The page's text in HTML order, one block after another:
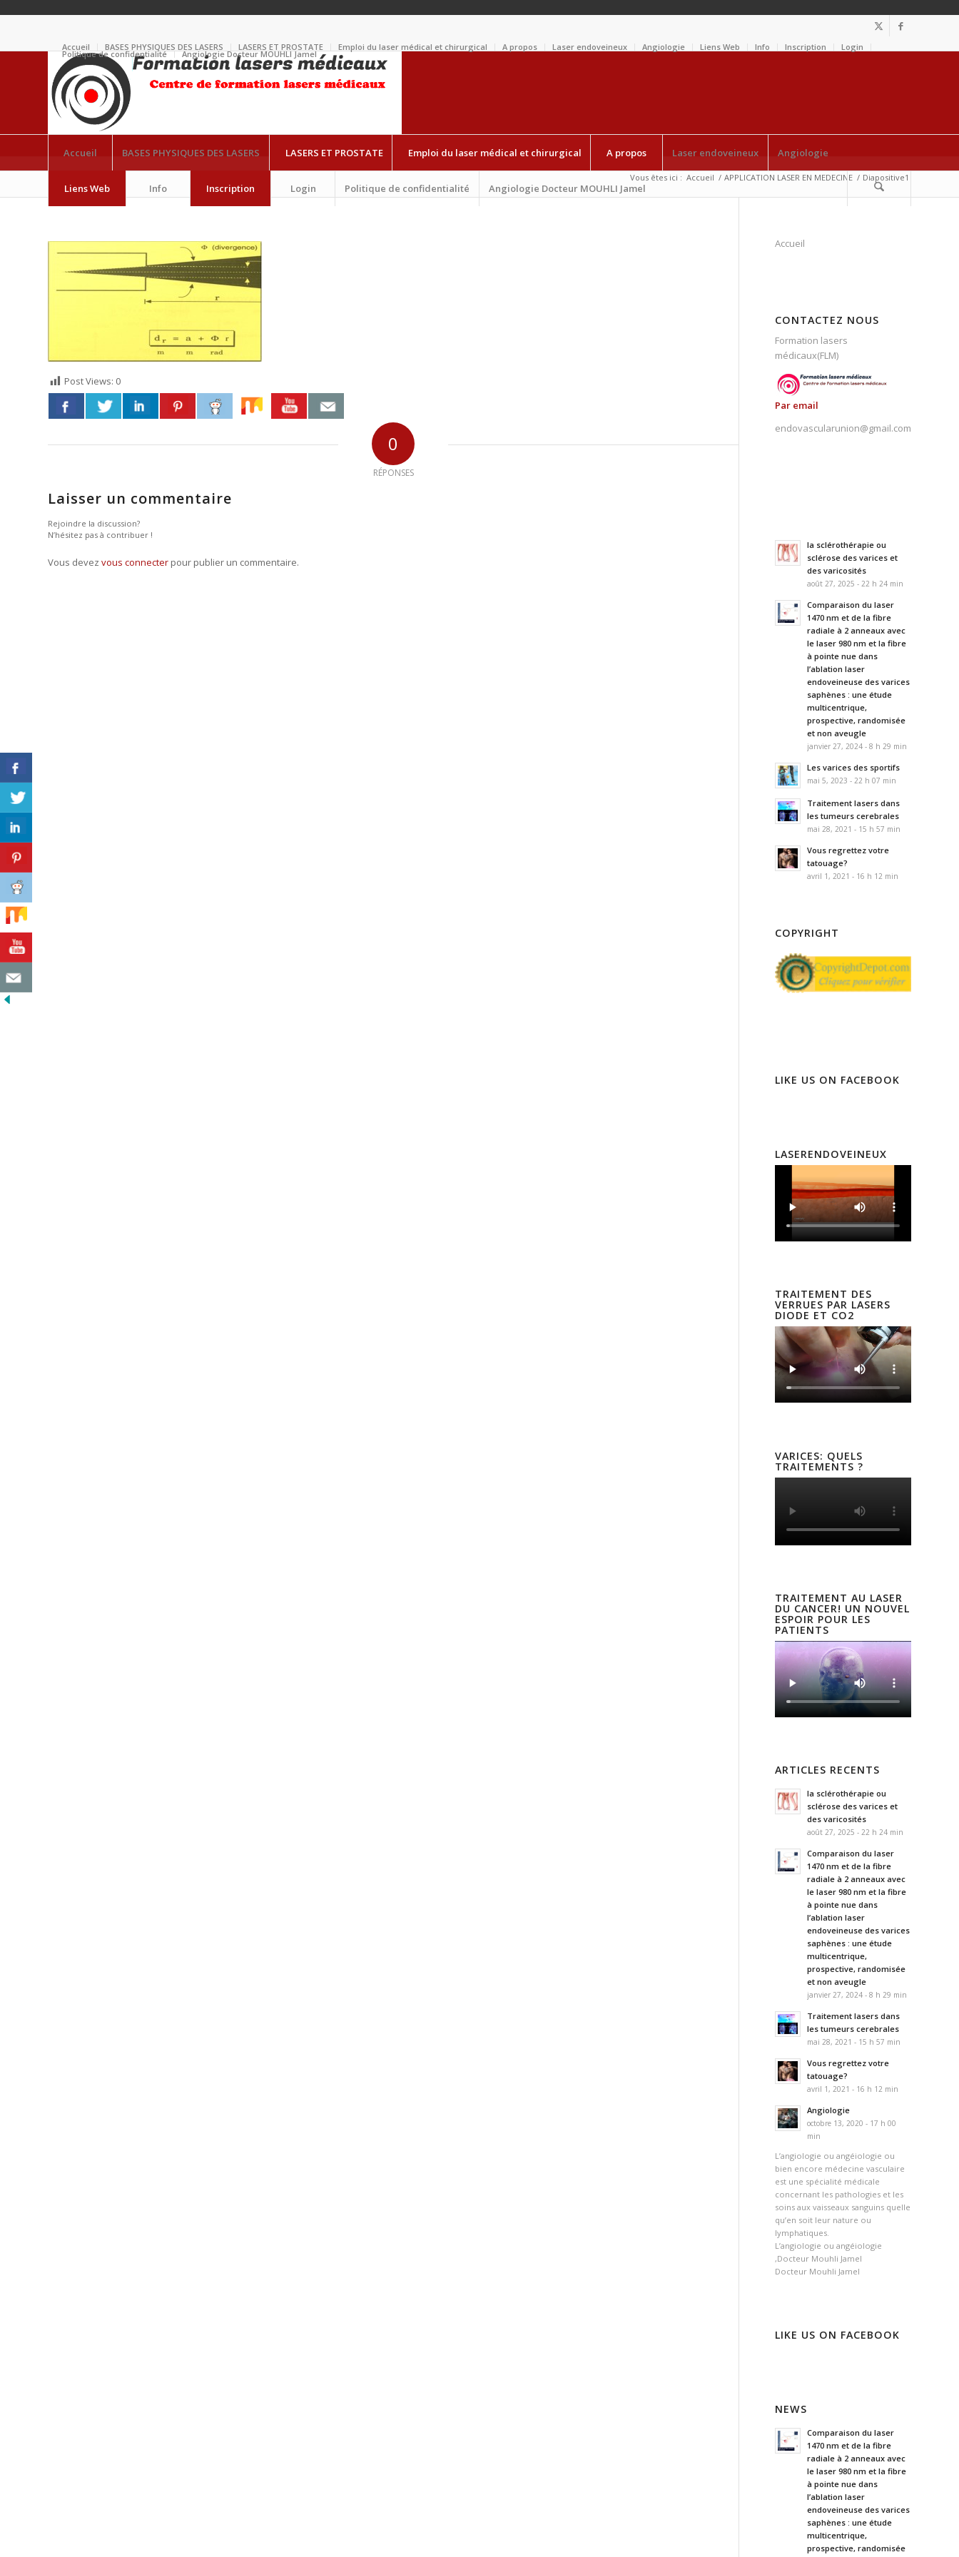
Accueil BASES PHYSIQUES DES LASERS LASERS ET PROSTATE Emploi du laser médical et chirurgical A propos Laser endoveineux Angiologie Liens Web Info Inscription Login
Politique de confidentialité Angiologie Docteur MOUHLI Jamel
Accueil BASES PHYSIQUES DES LASERS LASERS ET PROSTATE Emploi du laser médical et chirurgical A propos Laser endoveineux Angiologie
Liens Web Info Inscription Login Politique de confidentialité Angiologie Docteur MOUHLI Jamel
Vous êtes ici : Accueil / APPLICATION LASER EN MEDECINE / Diapositive1
Post Views: 0
0
RÉPONSES
Laisser un commentaire
Rejoindre la discussion?
N’hésitez pas à contribuer !
Vous devez vous connecter pour publier un commentaire.
Accueil
CONTACTEZ NOUS
Formation lasers
médicaux(FLM)
Par email
endovascularunion@gmail.com
la sclérothérapie ou
sclérose des varices et
des varicosités
août 27, 2025 - 22 h 24 min
Comparaison du laser
1470 nm et de la fibre
radiale à 2 anneaux avec
le laser 980 nm et la fibre
à pointe nue dans
l’ablation laser
endoveineuse des varices
saphènes : une étude
multicentrique,
prospective, randomisée
et non aveugle
janvier 27, 2024 - 8 h 29 min
Les varices des sportifs
mai 5, 2023 - 22 h 07 min
Traitement lasers dans
les tumeurs cerebrales
mai 28, 2021 - 15 h 57 min
Vous regrettez votre
tatouage?
avril 1, 2021 - 16 h 12 min
COPYRIGHT
LIKE US ON FACEBOOK
LASERENDOVEINEUX
TRAITEMENT DES
VERRUES PAR LASERS
DIODE ET CO2
VARICES: QUELS
TRAITEMENTS ?
TRAITEMENT AU LASER
DU CANCER! UN NOUVEL
ESPOIR POUR LES
PATIENTS
ARTICLES RECENTS
la sclérothérapie ou
sclérose des varices et
des varicosités
août 27, 2025 - 22 h 24 min
Comparaison du laser
1470 nm et de la fibre
radiale à 2 anneaux avec
le laser 980 nm et la fibre
à pointe nue dans
l’ablation laser
endoveineuse des varices
saphènes : une étude
multicentrique,
prospective, randomisée
et non aveugle
janvier 27, 2024 - 8 h 29 min
Traitement lasers dans
les tumeurs cerebrales
mai 28, 2021 - 15 h 57 min
Vous regrettez votre
tatouage?
avril 1, 2021 - 16 h 12 min
Angiologie
octobre 13, 2020 - 17 h 00
min
L’angiologie ou angéiologie ou
bien encore médecine vasculaire
est une spécialité médicale
concernant les pathologies et les
soins aux vaisseaux sanguins quelle
qu’en soit leur nature ou
lymphatiques.
L’angiologie ou angéiologie
,Docteur Mouhli Jamel
Docteur Mouhli Jamel
LIKE US ON FACEBOOK
NEWS
Comparaison du laser
1470 nm et de la fibre
radiale à 2 anneaux avec
le laser 980 nm et la fibre
à pointe nue dans
l’ablation laser
endoveineuse des varices
saphènes : une étude
multicentrique,
prospective, randomisée